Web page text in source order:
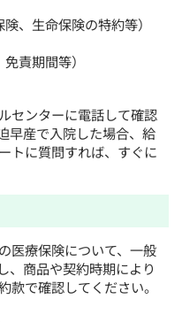
、生命保険の特約等）
責期間等）
センターに電話して確認
早産で入院した場合、給
トに質問すれば、すぐに
医療保険について、一般
、商品や契約時期により
款で確認してください。